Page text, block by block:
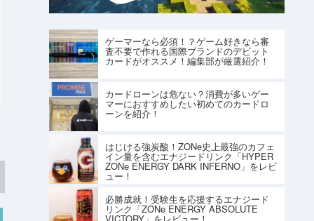
ゲーマーなら必須！？ゲーム好きなら審
査不要で作れる国際ブランドのデビット
カードがオススメ！編集部が厳選紹介！
カードローンは危ない？消費が多いゲー
マーにおすすめしたい初めてのカードロ
ーンを紹介！
はじける強炭酸！ZONe史上最強のカフェ
イン量を含むエナジードリンク「HYPER
ZONe ENERGY DARK INFERNO」をレビ
ュー！
必勝成就！受験生を応援するエナジード
リンク「ZONe ENERGY ABSOLUTE
VICTORY」をレビュー！